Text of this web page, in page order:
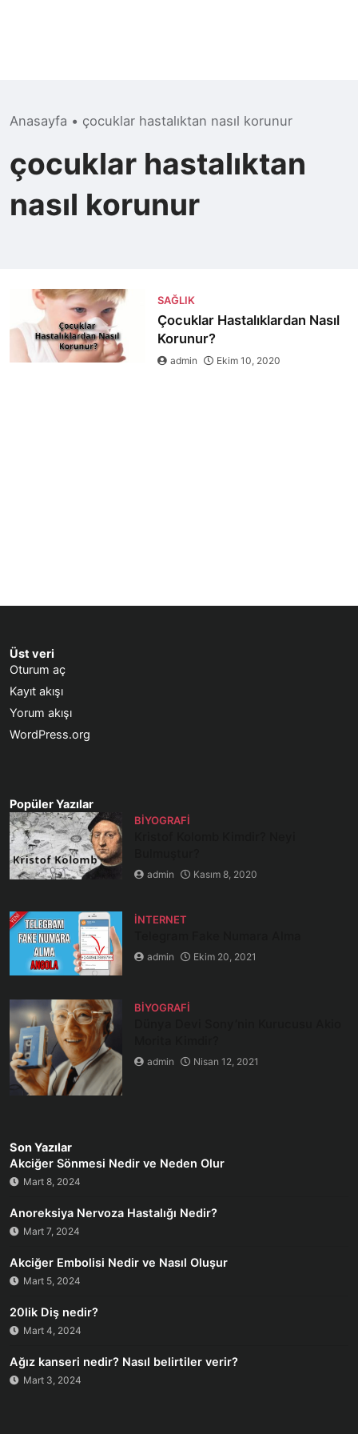
Anasayfa • çocuklar hastalıktan nasıl korunur
çocuklar hastalıktan
nasıl korunur
SAĞLIK
Çocuklar Hastalıklardan Nasıl
Korunur?
admin Ekim 10, 2020
Üst veri
Oturum aç
Kayıt akışı
Yorum akışı
WordPress.org
Popüler Yazılar
BIYOGRAFI
admin Kasım 8, 2020
İNTERNET
admin Ekim 20, 2021
BIYOGRAFI
admin Nisan 12, 2021
Son Yazılar
Akciğer Sönmesi Nedir ve Neden Olur
Mart 8, 2024
Anoreksiya Nervoza Hastalığı Nedir?
Mart 7, 2024
Akciğer Embolisi Nedir ve Nasıl Oluşur
Mart 5, 2024
20lik Diş nedir?
Mart 4, 2024
Ağız kanseri nedir? Nasıl belirtiler verir?
Mart 3, 2024